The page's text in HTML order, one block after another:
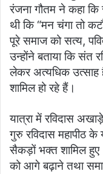
रंजना गौतम ने कहा कि
थी कि “मन चंगा तो
पूरे समाज को सत्य,
उन्होंने बताया कि संत
लेकर अत्यधिक
शामिल हो रहे हैं।
यात्रा में रविदास अखाड़े
गुरु रविदास महापीठ
सैकड़ों भक्त शामिल
को आगे बढ़ाने तथा